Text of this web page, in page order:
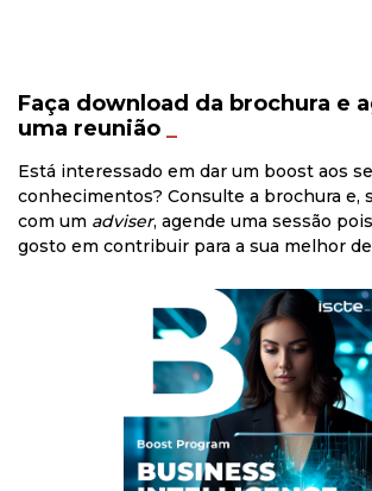
Faça download da brochura e
uma reunião
Está interessado em dar um boost aos
conhecimentos? Consulte a brochura e,
com um adviser, agende uma sessão
gosto em contribuir para a sua melhor